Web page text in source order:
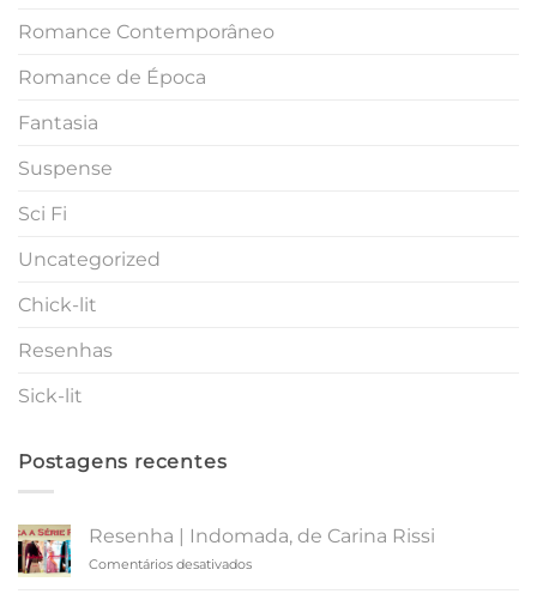
Romance Contemporâneo
Romance de Época
Fantasia
Suspense
Sci Fi
Uncategorized
Chick-lit
Resenhas
Sick-lit
Postagens recentes
Resenha | Indomada, de Carina Rissi
Comentários desativadosem